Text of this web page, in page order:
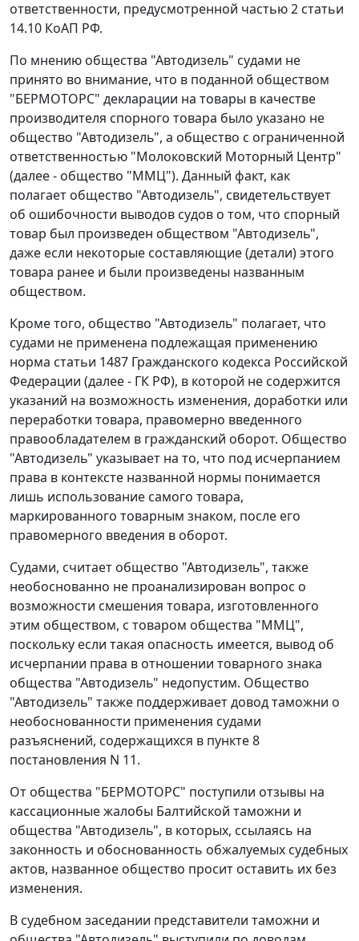
ответственности, предусмотренной частью 2 статьи
14.10 КоАП РФ.
По мнению общества "Автодизель" судами не
принято во внимание, что в поданной обществом
"БЕРМОТОРС" декларации на товары в качестве
производителя спорного товара было указано не
общество "Автодизель", а общество с ограниченной
ответственностью "Молоковский Моторный Центр"
(далее - общество "ММЦ"). Данный факт, как
полагает общество "Автодизель", свидетельствует
об ошибочности выводов судов о том, что спорный
товар был произведен обществом "Автодизель",
даже если некоторые составляющие (детали) этого
товара ранее и были произведены названным
обществом.
Кроме того, общество "Автодизель" полагает, что
судами не применена подлежащая применению
норма статьи 1487 Гражданского кодекса Российской
Федерации (далее - ГК РФ), в которой не содержится
указаний на возможность изменения, доработки или
переработки товара, правомерно введенного
правообладателем в гражданский оборот. Общество
"Автодизель" указывает на то, что под исчерпанием
права в контексте названной нормы понимается
лишь использование самого товара,
маркированного товарным знаком, после его
правомерного введения в оборот.
Судами, считает общество "Автодизель", также
необоснованно не проанализирован вопрос о
возможности смешения товара, изготовленного
этим обществом, с товаром общества "ММЦ",
поскольку если такая опасность имеется, вывод об
исчерпании права в отношении товарного знака
общества "Автодизель" недопустим. Общество
"Автодизель" также поддерживает довод таможни о
необоснованности применения судами
разъяснений, содержащихся в пункте 8
постановления N 11.
От общества "БЕРМОТОРС" поступили отзывы на
кассационные жалобы Балтийской таможни и
общества "Автодизель", в которых, ссылаясь на
законность и обоснованность обжалуемых судебных
актов, названное общество просит оставить их без
изменения.
В судебном заседании представители таможни и